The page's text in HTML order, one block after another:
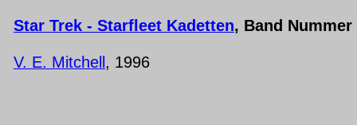
Star Trek - Starfleet Kadetten, Band Nummer
V. E. Mitchell , 1996